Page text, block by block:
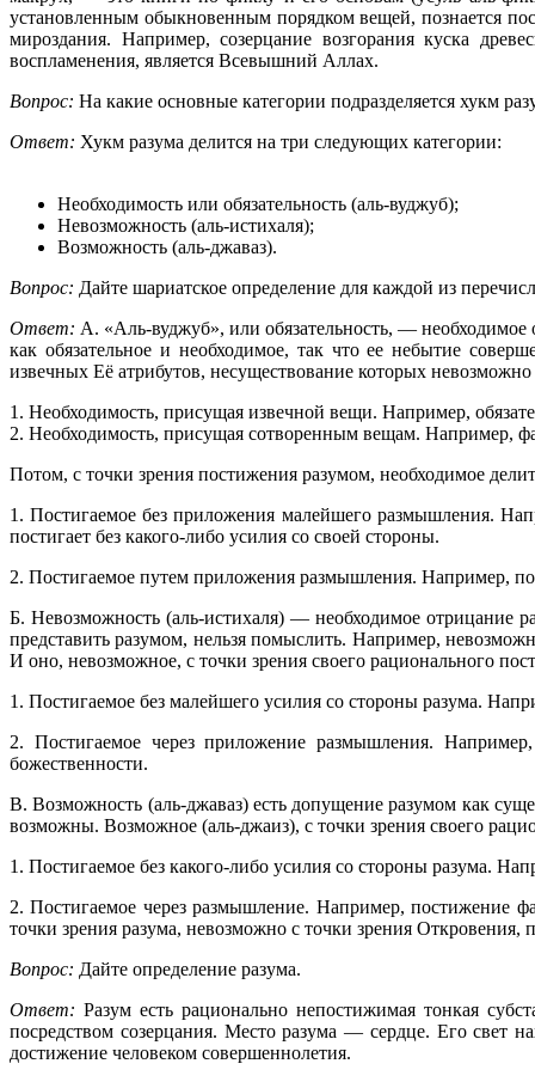
установленным обыкновенным порядком вещей, познается
мироздания. Например, созерцание возгорания куска
воспламенения, является Всевышний Аллах.
Вопрос: На какие основные категории подразделяется хукм
Ответ: Хукм разума делится на три следующих категории:
Необходимость или обязательность (аль-вуджуб);
Невозможность (аль-истихаля);
Возможность (аль-джаваз).
Вопрос: Дайте шариатское определение для каждой из
Ответ: А. «Аль-вуджуб», или обязательность, —
как обязательное и необходимое, так что ее небытие
извечных Её атрибутов, несуществование которых
1. Необходимость, присущая извечной вещи. Например,
2. Необходимость, присущая сотворенным вещам. Например,
Потом, с точки зрения постижения разумом, необходимое
1. Постигаемое без приложения малейшего размышления.
постигает без какого-либо усилия со своей стороны.
2. Постигаемое путем приложения размышления. Например,
Б. Невозможность (аль-истихаля) — необходимое отрицание
представить разумом, нельзя помыслить. Например,
И оно, невозможное, с точки зрения своего рационального
1. Постигаемое без малейшего усилия со стороны разума.
2. Постигаемое через приложение размышления.
божественности.
В. Возможность (аль-джаваз) есть допущение разумом как
возможны. Возможное (аль-джаиз), с точки зрения своего
1. Постигаемое без какого-либо усилия со стороны разума.
2. Постигаемое через размышление. Например, постижение
точки зрения разума, невозможно с точки зрения
Вопрос: Дайте определение разума.
Ответ: Разум есть рационально непостижимая тонкая
посредством созерцания. Место разума — сердце. Его свет
достижение человеком совершеннолетия.